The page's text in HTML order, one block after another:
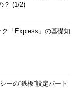
？ (1/2)
「Express」の基礎知
ーの“鉄板”設定パート